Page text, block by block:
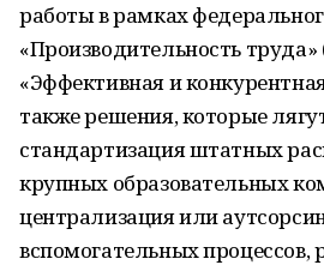
работы в рамках
«Производительность
«Эффективная и
также решения, которые
стандартизация штатных
крупных образовательных
централизация или
вспомогательных процессов,